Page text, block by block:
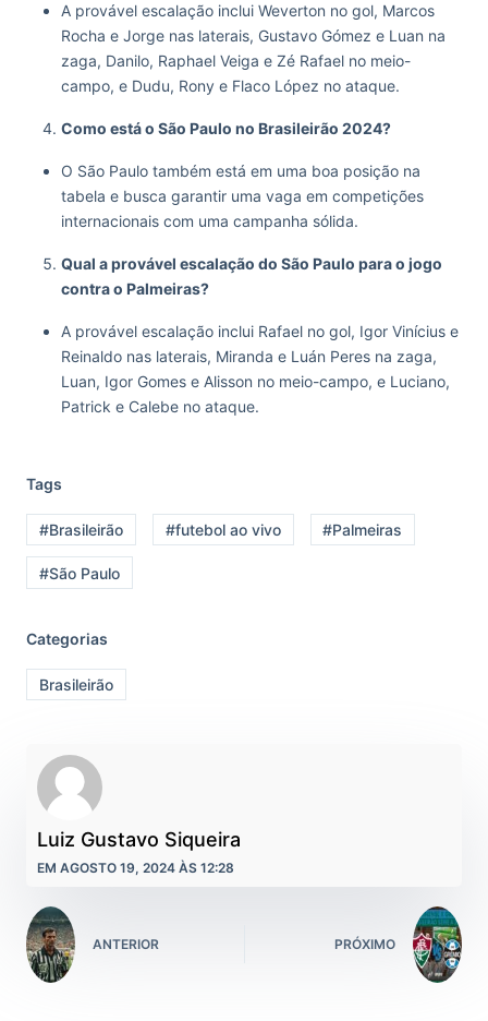
A provável escalação inclui Weverton no gol, Marcos
Rocha e Jorge nas laterais, Gustavo Gómez e Luan na
zaga, Danilo, Raphael Veiga e Zé Rafael no meio-
campo, e Dudu, Rony e Flaco López no ataque.
Como está o São Paulo no Brasileirão 2024?
O São Paulo também está em uma boa posição na
tabela e busca garantir uma vaga em competições
internacionais com uma campanha sólida.
Qual a provável escalação do São Paulo para o jogo
contra o Palmeiras?
A provável escalação inclui Rafael no gol, Igor Vinícius e
Reinaldo nas laterais, Miranda e Luán Peres na zaga,
Luan, Igor Gomes e Alisson no meio-campo, e Luciano,
Patrick e Calebe no ataque.
Tags
#Brasileirão #futebol ao vivo #Palmeiras
#São Paulo
Categorias
Brasileirão
Luiz Gustavo Siqueira
EM AGOSTO 19, 2024 ÀS 12:28
ANTERIOR PRÓXIMO